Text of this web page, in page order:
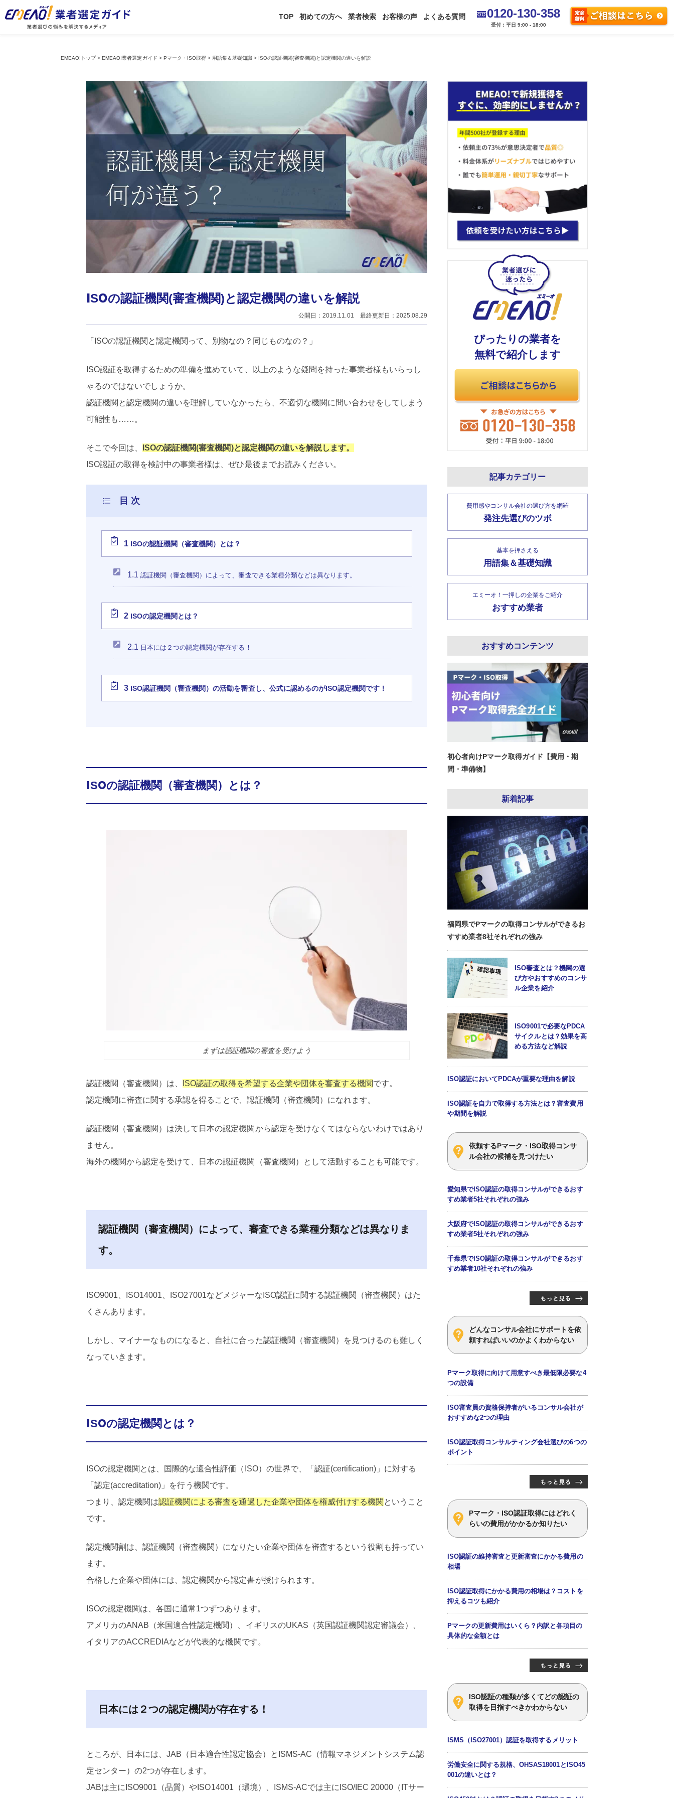
TOP 初めての方へ 業者検索 お客様の声 よくある質問 0120-130-358
受付：平日 9:00 - 18:00
EMEAO!トップ>EMEAO!業者選定ガイド > Pマーク・ISO取得> 用語集＆基礎知識 > ISOの認証機関(審査機関)と認定機関の違いを解説
ISOの認証機関(審査機関)と認定機関の違いを解説
公開日：2019.11.01 最終更新日：2025.08.29
「ISOの認証機関と認定機関って、別物なの？同じものなの？」
ISO認証を取得するための準備を進めていて、以上のような疑問を持った事業者様もいらっし
ゃるのではないでしょうか。
認証機関と認定機関の違いを理解していなかったら、不適切な機関に問い合わせをしてしまう
可能性も……。
そこで今回は、
ISOの認証機関(審査機関)と認定機関の違いを解説します。
ISO認証の取得を検討中の事業者様は、ぜひ最後までお読みください。
1 ISOの認証機関（審査機関）とは？
1.1 認証機関（審査機関）によって、審査できる業種分類などは異なります。
2 ISOの認定機関とは？
2.1 日本には２つの認定機関が存在する！
3 ISO認証機関（審査機関）の活動を審査し、公式に認めるのがISO認定機関です！
ISOの認証機関（審査機関）とは？
まずは認証機関の審査を受けよう
認証機関（審査機関）は、 ISO認証の取得を希望する企業や団体を審査する機関です。
認定機関に審査に関する承認を得ることで、認証機関（審査機関）になれます。
認証機関（審査機関）は決して日本の認定機関から認定を受けなくてはならないわけではあり
ません。
海外の機関から認定を受けて、日本の認証機関（審査機関）として活動することも可能です。
認証機関（審査機関）によって、審査できる業種分類などは異なりま
す。
ISO9001、ISO14001、ISO27001などメジャーなISO認証に関する認証機関（審査機関）はた
くさんあります。
しかし、マイナーなものになると、自社に合った認証機関（審査機関）を見つけるのも難しく
なっていきます。
ISOの認定機関とは？
ISOの認定機関とは、国際的な適合性評価（ISO）の世界で、「認証(certification)」に対する
「認定(accreditation)」を行う機関です。
つまり、認定機関は認証機関による審査を通過した企業や団体を権威付けする機関 ということ
です。
認定機関割は、認証機関（審査機関）になりたい企業や団体を審査するという役割も持ってい
ます。
合格した企業や団体には、認定機関から認定書が授けられます。
ISOの認定機関は、各国に通常1つずつあります。
アメリカのANAB（米国適合性認定機関）、イギリスのUKAS（英国認証機関認定審議会）、
イタリアのACCREDIAなどが代表的な機関です。
日本には２つの認定機関が存在する！
ところが、日本には、JAB（日本適合性認定協会）とISMS-AC（情報マネジメントシステム認
定センター）の2つが存在します。
JABは主にISO9001（品質）やISO14001（環境）、ISMS-ACでは主にISO/IEC 20000（ITサー
ぴったりの業者を
無料で紹介します
記事カテゴリー
費用感やコンサル会社の選び方を網羅
発注先選びのツボ
基本を押さえる
用語集＆基礎知識
エミーオ！一押しの企業をご紹介
おすすめ業者
おすすめコンテンツ
初心者向けPマーク取得ガイド【費用・期
間・準備物】
新着記事
福岡県でPマークの取得コンサルができるお
すすめ業者8社それぞれの強み
ISO審査とは？機関の選
び方やおすすめのコンサ
ル企業を紹介
ISO9001で必要なPDCA
サイクルとは？効果を高
める方法など解説
ISO認証においてPDCAが重要な理由を解説
ISO認証を自力で取得する方法とは？審査費用
や期間を解説
依頼するPマーク・ISO取得コンサ
ル会社の候補を見つけたい
愛知県でISO認証の取得コンサルができるおす
すめ業者5社それぞれの強み
大阪府でISO認証の取得コンサルができるおす
すめ業者5社それぞれの強み
千葉県でISO認証の取得コンサルができるおす
すめ業者10社それぞれの強み
どんなコンサル会社にサポートを依
頼すればいいのかよくわからない
Pマーク取得に向けて用意すべき最低限必要な4
つの設備
ISO審査員の資格保持者がいるコンサル会社が
おすすめな2つの理由
ISO認証取得コンサルティング会社選びの6つの
ポイント
Pマーク・ISO認証取得にはどれく
らいの費用がかかるか知りたい
ISO認証の維持審査と更新審査にかかる費用の
相場
ISO認証取得にかかる費用の相場は？コストを
抑えるコツも紹介
Pマークの更新費用はいくら？内訳と各項目の
具体的な金額とは
ISO認証の種類が多くてどの認証の
取得を目指すべきかわからない
ISMS（ISO27001）認証を取得するメリット
労働安全に関する規格、OHSAS18001とISO45
001の違いとは？